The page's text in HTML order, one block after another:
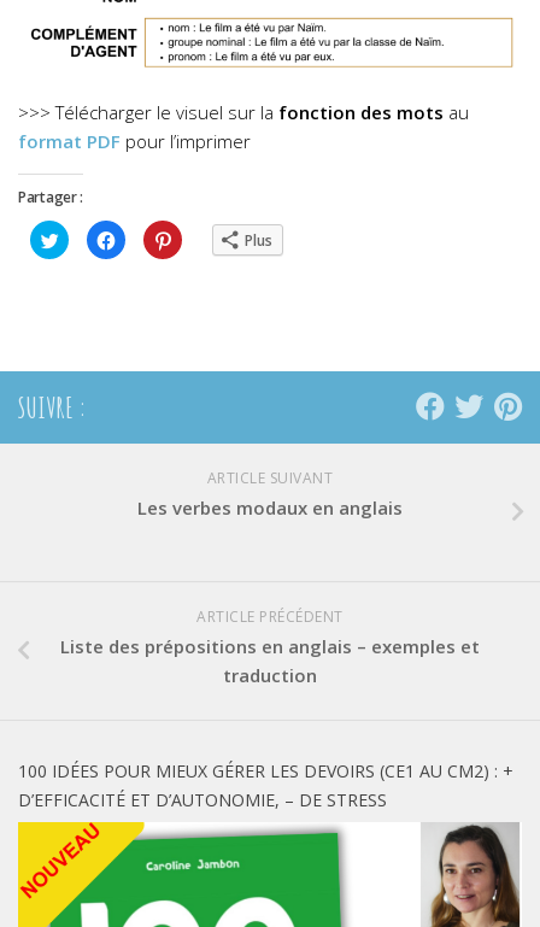
>>> Télécharger le visuel sur la fonction des mots au
format PDF pour l’imprimer
Partager :
Cliquez
pour
partager
Cliquez
pour
partager
Cliquez
pour Plus
SUIVRE :
ARTICLE SUIVANT
Les verbes modaux en anglais
ARTICLE PRÉCÉDENT
Liste des prépositions en anglais – exemples et
traduction
100 IDÉES POUR MIEUX GÉRER LES DEVOIRS (CE1 AU CM2) : +
D’EFFICACITÉ ET D’AUTONOMIE, – DE STRESS